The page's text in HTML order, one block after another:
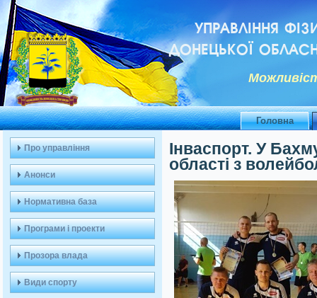
УПРАВЛІННЯ
ДОНЕЦЬКОЇ
Головна
Про управління
Анонси
Нормативна база
Програми і проекти
Прозора влада
Види спорту
Інваспорт. У
області з